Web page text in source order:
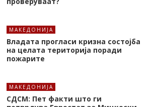
МАКЕДОНИЈА
Владата прогласи кризна состојба
на целата територија поради
пожарите
МАКЕДОНИЈА
СДСМ: Пет факти што ги